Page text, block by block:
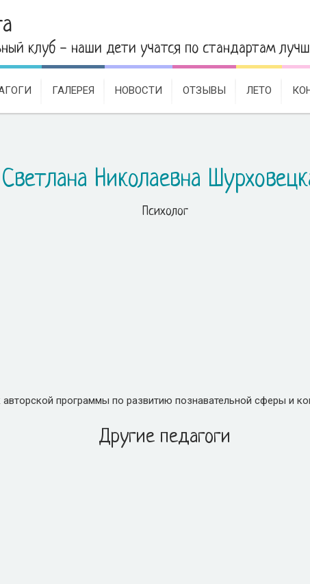
клуб - наши дети учатся по стандартам
ГАЛЕРЕЯ НОВОСТИ ОТЗЫВЫ ЛЕТО
Светлана Николаевна
Психолог
авторской программы по развитию познавательной сферы и
Другие педагоги